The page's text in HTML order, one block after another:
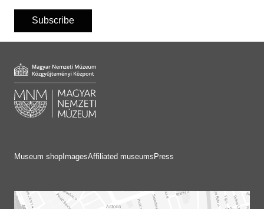
Subscribe
Museum shop ImagesAffiliated museums Press